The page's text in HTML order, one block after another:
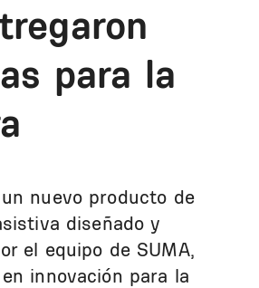
para la
nuevo producto de
diseñado y
el equipo de SUMA,
innovación para la